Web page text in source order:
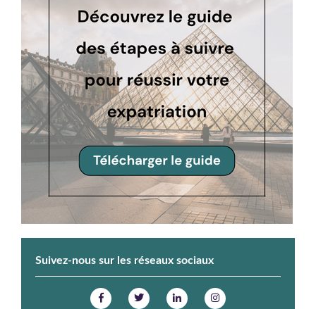
Suivez-nous sur les réseaux sociaux